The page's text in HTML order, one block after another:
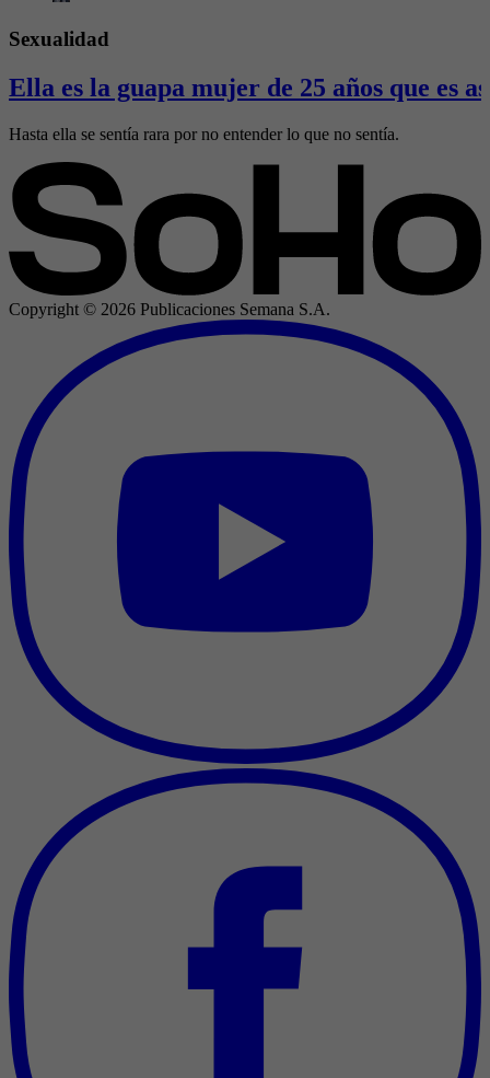
Sexualidad
Ella es la guapa mujer de 25 años que es
Hasta ella se sentía rara por no entender lo que no sentía.
Copyright © 2026 Publicaciones Semana S.A.